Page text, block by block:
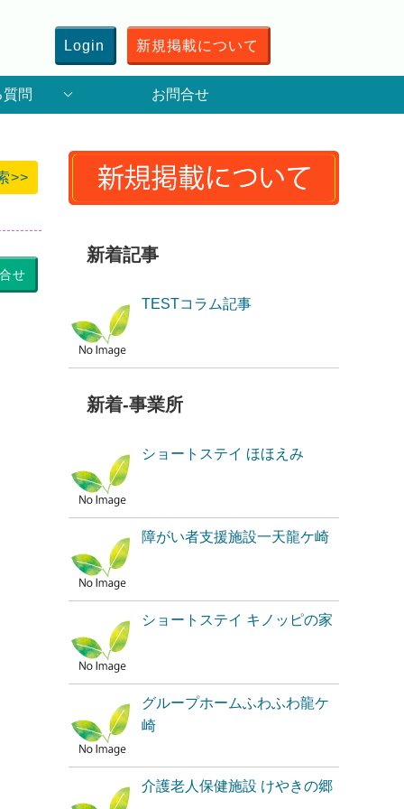
Login 新規掲載について
問 お問合せ
>>
せ
新着記事
TESTコラム記事
新着-事業所
ショートステイ ほほえみ
障がい者支援施設一天龍ケ崎
ショートステイ キノッピの家
グループホームふわふわ龍ケ
崎
介護老人保健施設 けやきの郷